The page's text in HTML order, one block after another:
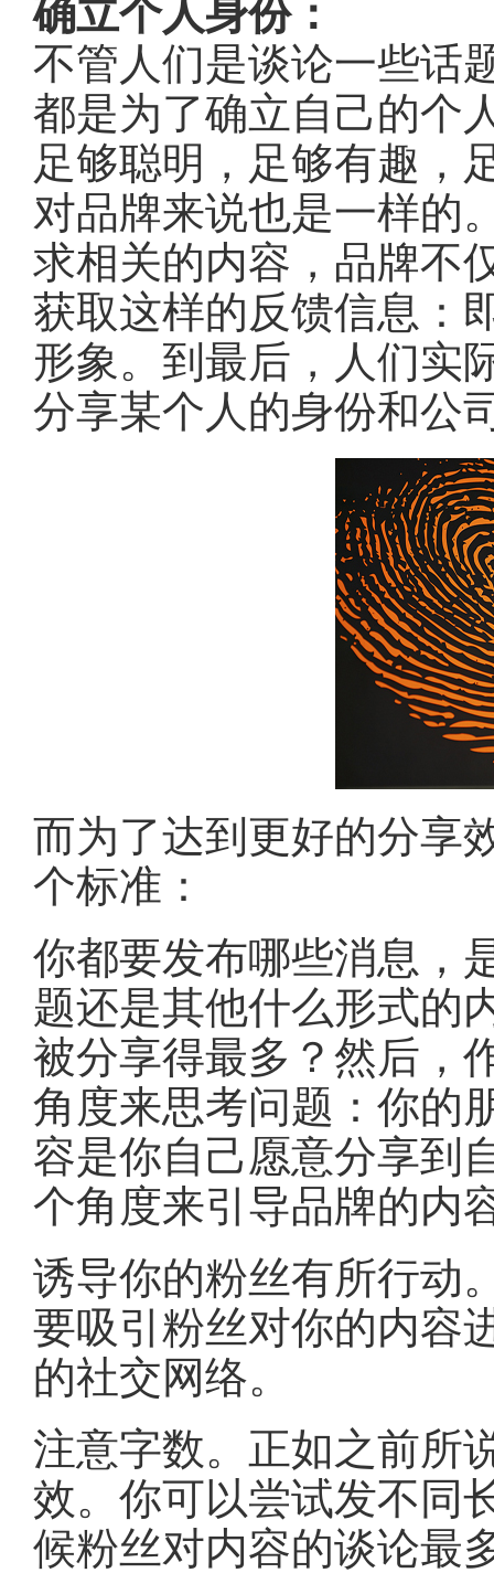
确立个人身份：
不管人们是谈论一些话
都是为了确立自己的个
足够聪明，足够有趣，
对品牌来说也是一样的
求相关的内容，品牌不
获取这样的反馈信息：
形象。到最后，人们实
分享某个人的身份和公
而为了达到更好的分享
个标准：
你都要发布哪些消息，
题还是其他什么形式的
被分享得最多？然后，
角度来思考问题：你的
容是你自己愿意分享到
个角度来引导品牌的内
诱导你的粉丝有所行动
要吸引粉丝对你的内容
的社交网络。
注意字数。正如之前所
效。你可以尝试发不同
候粉丝对内容的谈论最